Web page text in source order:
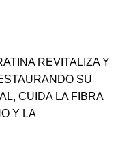
REVITALIZA Y
SU
CUIDA LA FIBRA
Y LA